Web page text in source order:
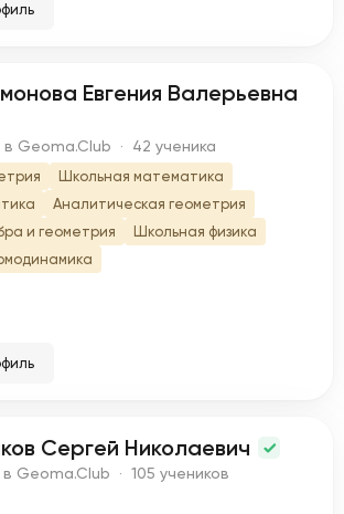
Евгения Валерьевна
в Geoma.Club · 42 ученика
Школьная математика
Аналитическая геометрия
и геометрия
Школьная физика
Сергей Николаевич
в Geoma.Club · 105 учеников